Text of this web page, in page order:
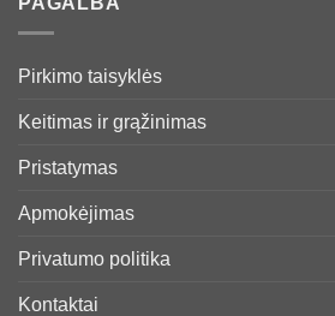
Pirkimo taisyklės
Keitimas ir grąžinimas
Pristatymas
Apmokėjimas
Privatumo politika
Kontaktai